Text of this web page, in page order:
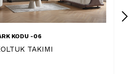
KODU -73
KOLTUK TAKIMI 1